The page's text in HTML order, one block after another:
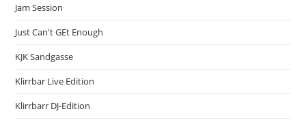
Jam Session
Just Can't GEt Enough
KJK Sandgasse
Klirrbar Live Edition
Klirrbarr DJ-Edition